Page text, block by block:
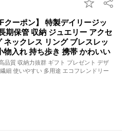
クーポン】 特製デイリージッ
期保管 収納 ジュエリー アクセ
ネックレス リング ブレスレッ
物入れ 持ち歩き 携帯 かわいい
品質 収納力抜群 ギフト プレゼント デザ
細 使いやすい 多用途 エコフレンドリー